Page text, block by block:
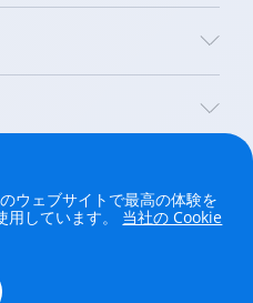
Kroha Sp. z o. o. All rights
ウェブサイトで最高の体験を
用しています。 当社の Cookie